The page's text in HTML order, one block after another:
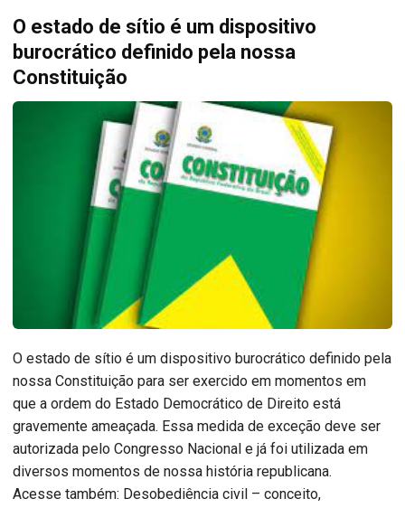
O estado de sítio é um dispositivo
burocrático definido pela nossa
Constituição
O estado de sítio é um dispositivo burocrático definido pela
nossa Constituição para ser exercido em momentos em
que a ordem do Estado Democrático de Direito está
gravemente ameaçada. Essa medida de exceção deve ser
autorizada pelo Congresso Nacional e já foi utilizada em
diversos momentos de nossa história republicana.
Acesse também: Desobediência civil – conceito,